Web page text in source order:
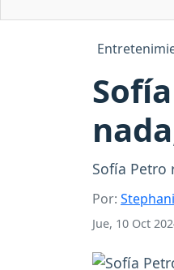
Sofía Petro
Por:
Jue, 10 Oct